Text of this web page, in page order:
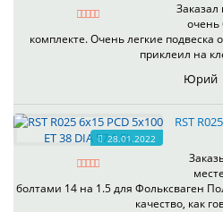
очень
комплекте. Очень легкие подвеска
приклеил на
Юрий
28.01.2022
RST
болтами 14 на 1.5 для Фольксваген
качество, как